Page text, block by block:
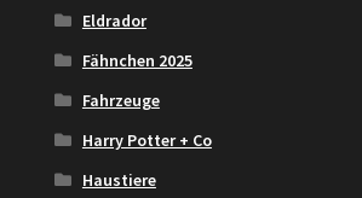
Eldrador
Fähnchen 2025
Fahrzeuge
Harry Potter + Co
Haustiere